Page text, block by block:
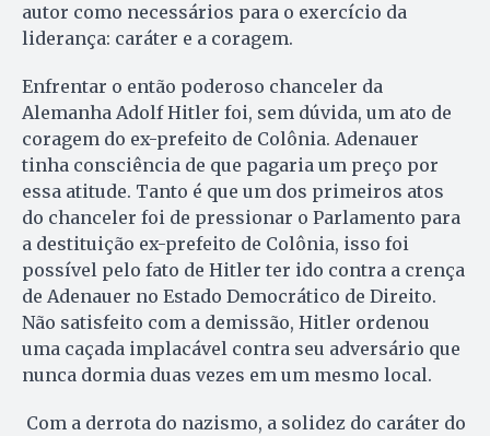
autor como necessários para o exercício da
liderança: caráter e a coragem.
Enfrentar o então poderoso chanceler da
Alemanha Adolf Hitler foi, sem dúvida, um ato de
coragem do ex-prefeito de Colônia. Adenauer
tinha consciência de que pagaria um preço por
essa atitude. Tanto é que um dos primeiros atos
do chanceler foi de pressionar o Parlamento para
a destituição ex-prefeito de Colônia, isso foi
possível pelo fato de Hitler ter ido contra a crença
de Adenauer no Estado Democrático de Direito.
Não satisfeito com a demissão, Hitler ordenou
uma caçada implacável contra seu adversário que
nunca dormia duas vezes em um mesmo local.
Com a derrota do nazismo, a solidez do caráter do